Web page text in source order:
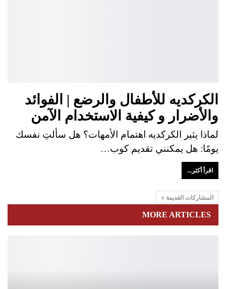
الكركديه للأطفال والرضع | الفوائد
والأضرار و كيفية الاستخدام الآمن
لماذا يثير الكركديه اهتمام الأمهات؟ هل سألتِ نفسك
يومًا: هل يمكنني تقديم كوب…
اقرأ أكثر...
المشاركات القديمة
MORE ARTICLES